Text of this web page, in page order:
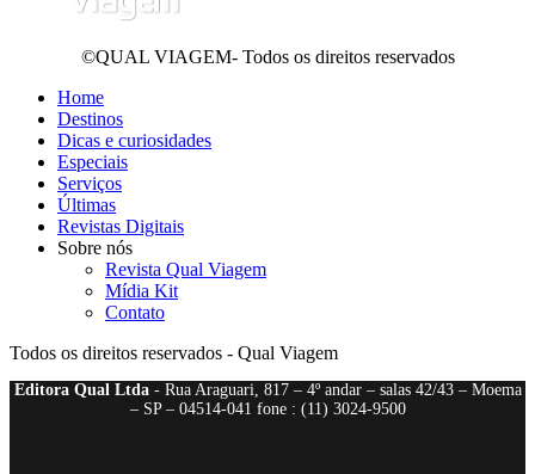
©QUAL VIAGEM- Todos os direitos reservados
Home
Destinos
Dicas e curiosidades
Especiais
Serviços
Últimas
Revistas Digitais
Sobre nós
Revista Qual Viagem
Mídia Kit
Contato
Todos os direitos reservados - Qual Viagem
Editora Qual Ltda- Rua Araguari, 817 – 4º andar – salas 42/43 – Moema
– SP – 04514-041 fone : (11) 3024-9500